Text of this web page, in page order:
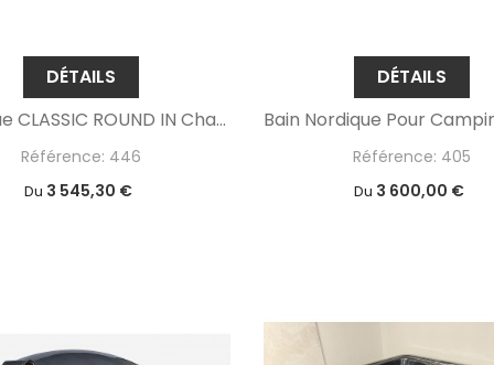
DÉTAILS
Acrylique CLASSIC ROUND IN Chauffage Intégré
Référence: 446
Du 3 545,30 €
DÉTAILS
Référence: 405
Du 3 600,00 €